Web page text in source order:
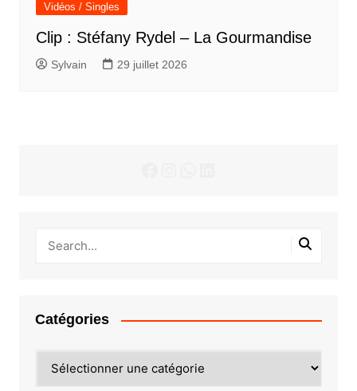
Vidéos / Singles
Clip : Stéfany Rydel – La Gourmandise
Sylvain 29 juillet 2026
Catégories